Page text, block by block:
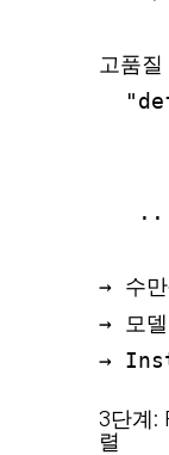
고품
→ 수
→ 모
3단계:
렬